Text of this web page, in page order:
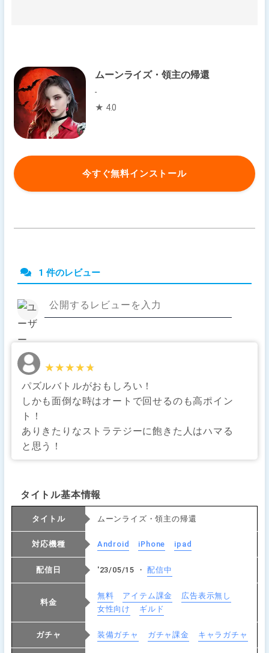
ムーンライズ・領主の帰還
-
★ 4.0
今すぐ無料インストール
1 件のレビュー
★★★★★
★★★★★
パズルバトルがおもしろい！
しかも面倒な時はオートで回せるのも高ポイン
ト！
ありきたりなストラテジーに飽きた人はハマる
と思う！
タイトル基本情報
タイトル ムーンライズ・領主の帰還
対応機種 Android iPhone ipad
配信日 '23/05/15 ・配信中
料金
無料 アイテム課金
広告表示無し
女性向け
ギルド
ガチャ 装備ガチャ ガチャ課金 キャラガチャ